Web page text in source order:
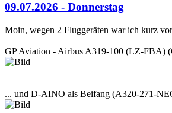
09.07.2026 - Donnerstag
Moin, wegen 2 Fluggeräten war ich kurz
GP Aviation - Airbus A319-100 (LZ-FBA)
... und D-AINO als Beifang (A320-271-